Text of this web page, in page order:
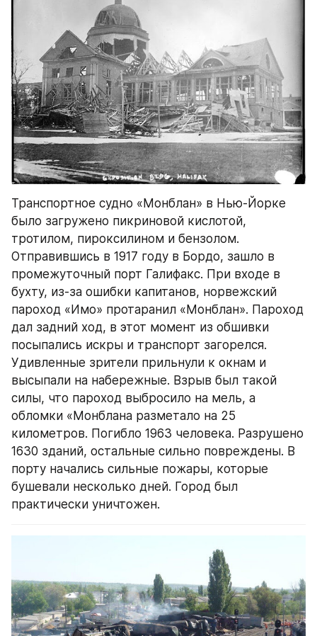
Транспортное судно «Монблан» в Нью-Йорке
было загружено пикриновой кислотой,
тротилом, пироксилином и бензолом.
Отправившись в 1917 году в Бордо, зашло в
промежуточный порт Галифакс. При входе в
бухту, из-за ошибки капитанов, норвежский
пароход «Имо» протаранил «Монблан». Пароход
дал задний ход, в этот момент из обшивки
посыпались искры и транспорт загорелся.
Удивленные зрители прильнули к окнам и
высыпали на набережные. Взрыв был такой
силы, что пароход выбросило на мель, а
обломки «Монблана разметало на 25
километров. Погибло 1963 человека. Разрушено
1630 зданий, остальные сильно повреждены. В
порту начались сильные пожары, которые
бушевали несколько дней. Город был
практически уничтожен.